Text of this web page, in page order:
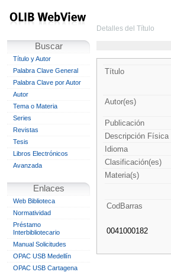
Buscar
Título y Autor
Palabra Clave General
Palabra Clave por Autor
Autor
Tema o Materia
Series
Revistas
Tesis
Libros Electrónicos
Avanzada
Enlaces
Web Biblioteca
Normatividad
Préstamo
Interbibliotecario
Manual Solicitudes
OPAC USB Medellín
OPAC USB Cartagena
Detalles del Título
Título
Autor(es)
Publicación
Descripción Física
Idioma
Clasificación(es)
Materia(s)
CodBarras
0041000182